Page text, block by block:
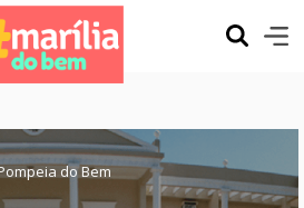
do Bem